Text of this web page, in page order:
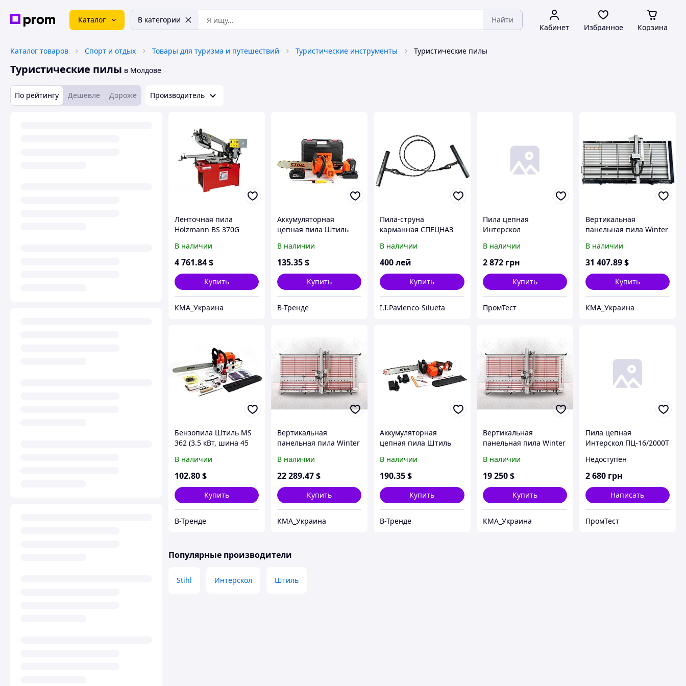
Каталог В категории Найти
Кабинет Избранное Корзина
Каталог товаров Спорт и отдых Товары для туризма и путешествий Туристические инструменты Туристические пилы
Туристические пилы в Молдове
По рейтингу Дешевле Дороже Производитель
Ленточная пила
Holzmann BS 370G
В наличии
4 761.84$
Купить
КМА_Украина
Аккумуляторная
цепная пила Штиль
АКБ пила Штиль
В наличии
135.35$
Купить
В-Тренде
Пила-струна
карманная СПЕЦНАЗ
В наличии
400лей
Купить
I.I.Pavlenco-Silueta
Пила цепная
Интерскол
В наличии
2 872 грн
Купить
ПромТест
Вертикальная
панельная пила Winter
В наличии
31 407.89$
Купить
КМА_Украина
Бензопила Штиль MS
362 (3.5 кВт, шина 45
Штиль МС 362
В наличии
102.80$
Купить
В-Тренде
Вертикальная
панельная пила Winter
В наличии
22 289.47$
Купить
КМА_Украина
Аккумуляторная
цепная пила Штиль
АКБ пила Штиль
В наличии
190.35$
Купить
В-Тренде
Вертикальная
панельная пила Winter
В наличии
19 250 $
Купить
КМА_Украина
Пила цепная
Интерскол ПЦ-16/2000Т
Недоступен
2 680 грн
Написать
ПромТест
Популярные производители
Stihl Интерскол Штиль